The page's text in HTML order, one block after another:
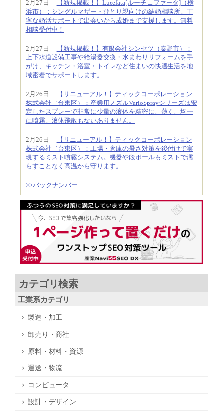
2月27日
【新規掲載！】Lucefata[ルーチェファータ]（横
浜市）：シングルマザー・ひとり親向けの結婚相談所。丁
寧な婚活サポートで出会いから成婚まで支援します。無料
相談受付中！
2月27日
【新規掲載！】有限会社シンセツ（秦野市）：
上下水道設備工事や給湯器交換・水まわりリフォームを手
がけ、キッチン・浴室・トイレなど住まいの快適生活を地
域密着でサポートします。
2月26日
【リニューアル！】ティックコーポレーション
株式会社（台東区）：産業用ノズルVarioSprayシリーズは安
定したスプレーで非常に少量の液体を精密に、薄く、均一
に噴霧。液体飛散もないありません。
2月26日
【リニューアル！】ティックコーポレーション
株式会社（台東区）：工場・倉庫の暑さ対策を後付けで実
現するミスト噴霧システム。機器や段ボールもミストで濡
らすことなく高温から守ります。
>>バックナンバー
カテゴリ検索
工業系カテゴリ
製造・加工
卸売り・商社
原料・材料・資源
運送・物流
コンピュータ
設計・デザイン